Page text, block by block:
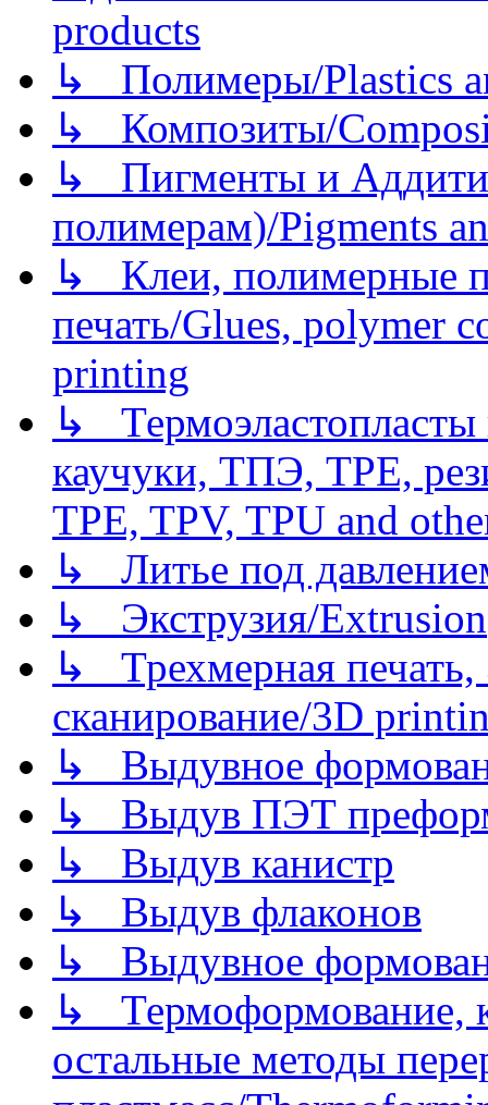
products
↳ Полимеры/Plastics
↳ Композиты/
↳ Пигменты и
полимерам)/Pigments
↳ Клеи, полимерные
печать/Glues, polymer
printing
↳
каучуки, ТПЭ, TPE,
TPE, TPV, TPU and
↳ Литье под
↳ Экструзия/Extrusion
↳ Трехмерная
сканирование/3D
↳ Выдувное
↳ Выдув ПЭТ
↳ Выдув канистр
↳ Выдув флаконов
↳ Выдувное
↳ Термоформование,
остальные методы